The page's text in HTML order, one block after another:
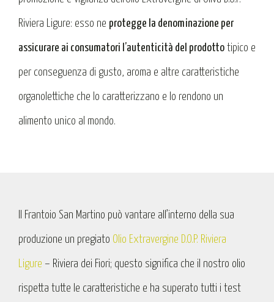
Riviera Ligure: esso ne protegge la denominazione per
assicurare ai consumatori l’autenticità del prodotto tipico e
per conseguenza di gusto, aroma e altre caratteristiche
organolettiche che lo caratterizzano e lo rendono un
alimento unico al mondo.
Il Frantoio San Martino può vantare all’interno della sua
produzione un pregiato Olio Extravergine D.O.P. Riviera
Ligure – Riviera dei Fiori; questo significa che il nostro olio
rispetta tutte le caratteristiche e ha superato tutti i test